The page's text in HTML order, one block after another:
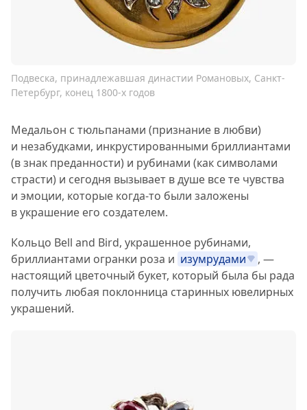
Подвеска, принадлежавшая династии Романовых, Санкт-
Петербург, конец 1800-х годов
Медальон с тюльпанами (признание в любви)
и незабудками, инкрустированными бриллиантами
(в знак преданности) и рубинами (как символами
страсти) и сегодня вызывает в душе все те чувства
и эмоции, которые когда-то были заложены
в украшение его создателем.
Кольцо Bell and Bird, украшенное рубинами,
бриллиантами огранки роза и изумрудами
, —
настоящий цветочный букет, который была бы рада
получить любая поклонница старинных ювелирных
украшений.